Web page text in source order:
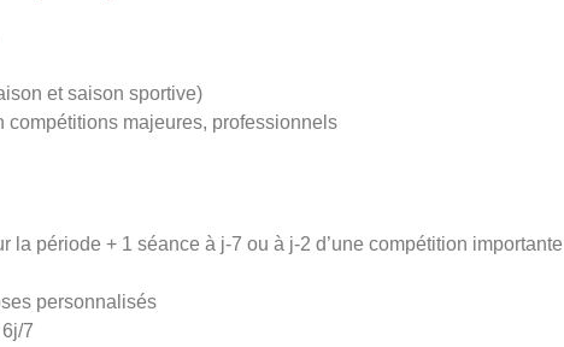
et saison sportive)
compétitions majeures, professionnels
la période + 1 séance à j-7 ou à j-2 d’une compétition
personnalisés
7